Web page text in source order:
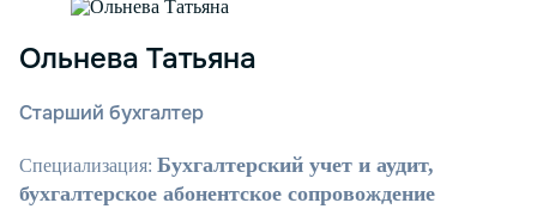
Ольнева Татьяна
Старший бухгалтер
Специализация: Бухгалтерский учет и аудит,
бухгалтерское абонентское сопровождение